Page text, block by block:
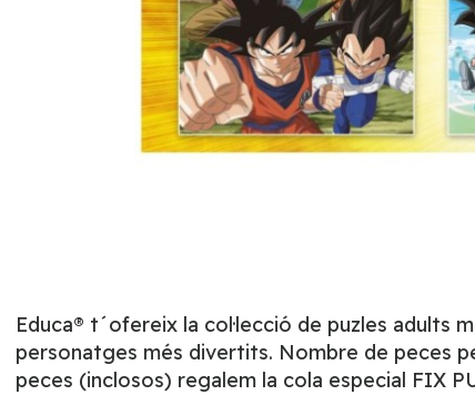
Educa® t´ofereix la col·lecció de puzles adults
personatges més divertits. Nombre de peces
peces (inclosos) regalem la cola especial FIX